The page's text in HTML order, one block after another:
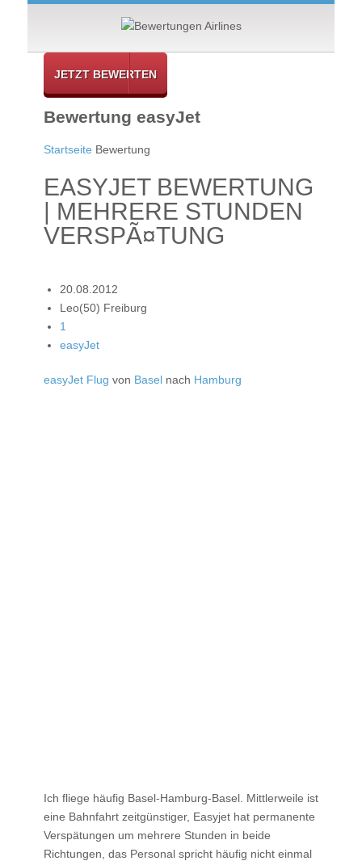
JETZT BEWERTEN
Bewertung easyJet
Startseite Bewertung
EASYJET BEWERTUNG
| MEHRERE STUNDEN
VERSPÃ¤TUNG
20.08.2012
Leo(50) Freiburg
1
easyJet
easyJet Flug von Basel nach Hamburg
Ich fliege häufig Basel-Hamburg-Basel. Mittlerweile ist
eine Bahnfahrt zeitgünstiger, Easyjet hat permanente
Verspätungen um mehrere Stunden in beide
Richtungen, das Personal spricht häufig nicht einmal